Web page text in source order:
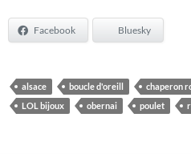
Facebook Bluesky
alsace boucle d'oreill chaperon
LOL bijoux
obernai poulet